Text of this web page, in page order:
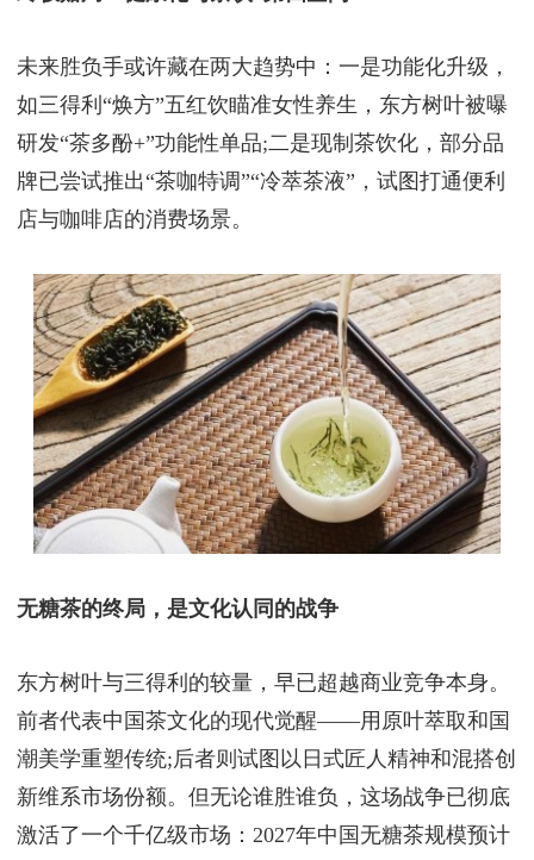
未来胜负手或许藏在两大趋势中：一是功能化升级，
如三得利“焕方”五红饮瞄准女性养生，东方树叶被曝
研发“茶多酚+”功能性单品;二是现制茶饮化，部分品
牌已尝试推出“茶咖特调”“冷萃茶液”，试图打通便利
店与咖啡店的消费场景。
无糖茶的终局，是文化认同的战争
东方树叶与三得利的较量，早已超越商业竞争本身。
前者代表中国茶文化的现代觉醒——用原叶萃取和国
潮美学重塑传统;后者则试图以日式匠人精神和混搭创
新维系市场份额。但无论谁胜谁负，这场战争已彻底
激活了一个千亿级市场：2027年中国无糖茶规模预计